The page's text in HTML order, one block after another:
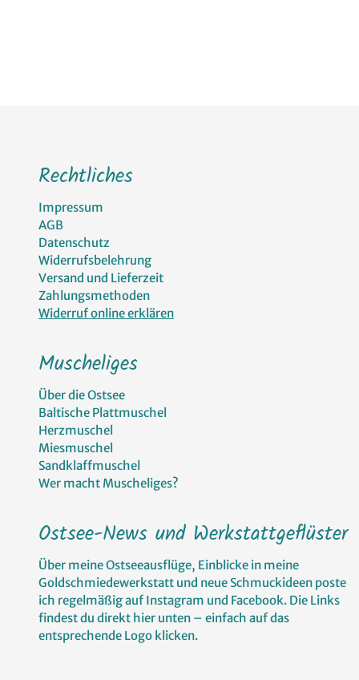
Rechtliches
Impressum
AGB
Datenschutz
Widerrufsbelehrung
Versand und Lieferzeit
Zahlungsmethoden
Widerruf online erklären
Muscheliges
Über die Ostsee
Baltische Plattmuschel
Herzmuschel
Miesmuschel
Sandklaffmuschel
Wer macht Muscheliges?
Ostsee-News und Werkstattgeflüster
Über meine Ostseeausflüge, Einblicke in meine
Goldschmiedewerkstatt und neue Schmuckideen poste
ich regelmäßig auf Instagram und Facebook. Die Links
findest du direkt hier unten – einfach auf das
entsprechende Logo klicken.